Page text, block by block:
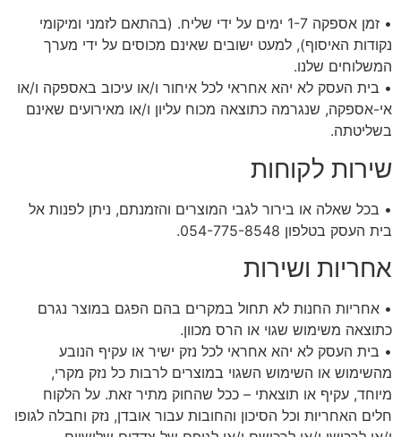
• זמן אספקה 1-7 ימים על ידי שליח. (בהתאם לזמני ומיקומי
נקודות האיסוף), למעט ישובים שאינם מכוסים על ידי מערך
המשלוחים שלנו.
• בית העסק לא יהא אחראי לכל איחור ו/או עיכוב באספקה ו/או
אי-אספקה, שנגרמה כתוצאה מכוח עליון ו/או מאירועים שאינם
בשליטתה.
שירות לקוחות
• בכל שאלה או בירור לגבי המוצרים והזמנתם, ניתן לפנות אל
בית העסק בטלפון 054-775-8548.
אחריות ושירות
• אחריות החנות לא תחול במקרים בהם הפגם במוצר נגרם
כתוצאה משימוש שגוי או הרס מכוון.
• בית העסק לא יהא אחראי לכל נזק ישיר או עקיף הנובע
מהשימוש או השימוש השגוי במוצרים לרבות כל נזק מקרי,
מיוחד, עקיף או תוצאתי – ככל שהחוק מתיר זאת. על הלקוח
חלים האחריות וכל הסיכון והחובות עבור אובדן, נזק וחבלה לגופו